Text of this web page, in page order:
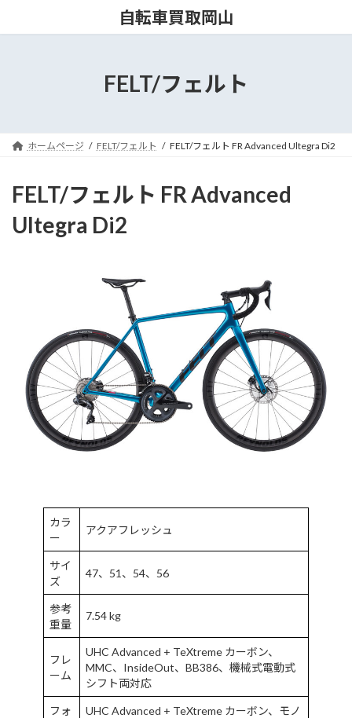
ッ
移
自転車買取岡山
FELT/フェルト
ホームページ FELT/フェルト FELT/フェルト FR Advanced Ultegra Di2
FELT/フェルト FR Advanced
Ultegra Di2
カラ
ー
アクアフレッシュ
サイ
ズ
47、51、54、56
参考
重量
7.54 kg
フレ
ーム
UHC Advanced + TeXtreme カーボン、
MMC、InsideOut、BB386、機械式電動式
シフト両対応
フォ
UHC Advanced + TeXtreme カーボン、モノ